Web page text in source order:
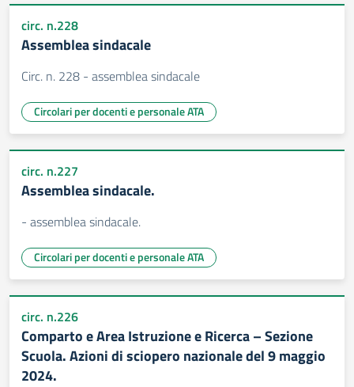
circ. n.228
Assemblea sindacale
Circ. n. 228 - assemblea sindacale
Circolari per docenti e personale ATA
circ. n.227
Assemblea sindacale.
- assemblea sindacale.
Circolari per docenti e personale ATA
circ. n.226
Comparto e Area Istruzione e Ricerca – Sezione
Scuola. Azioni di sciopero nazionale del 9 maggio
2024.